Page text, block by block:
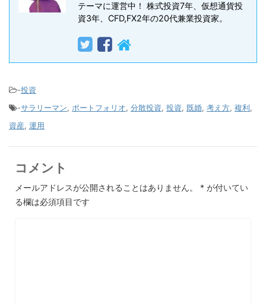
テーマに運営中！ 株式投資7年、仮想通貨投
資3年、CFD,FX2年の20代兼業投資家。
-投資
-サラリーマン, ポートフォリオ, 分散投資, 投資, 既婚, 考え方, 複利,
資産, 運用
コメント
メールアドレスが公開されることはありません。 * が付いてい
る欄は必須項目です